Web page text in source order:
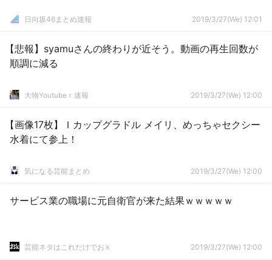
日向坂46まとめ速報 2019/3/27(We) 12:01
【悲報】syamuさんの終わりが近そう。動画の再生回数が
順調に減る
大物Youtubeｒ速報 2019/3/27(We) 12:00
【画像17枚】Ｉカップグラドル メイリ、めっちゃセクシー
水着にて参上！
気になる芸能まとめ 2019/3/27(We) 12:00
サービス業の職場に元自衛官が来た結果ｗｗｗｗｗ
芸能ネタはこれだけでおｋ 2019/3/27(We) 12:00